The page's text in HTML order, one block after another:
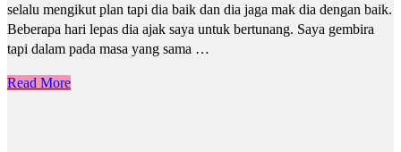
selalu mengikut plan tapi dia baik dan dia jaga mak dia dengan baik.
Beberapa hari lepas dia ajak saya untuk bertunang. Saya gembira
tapi dalam pada masa yang sama …
Read More